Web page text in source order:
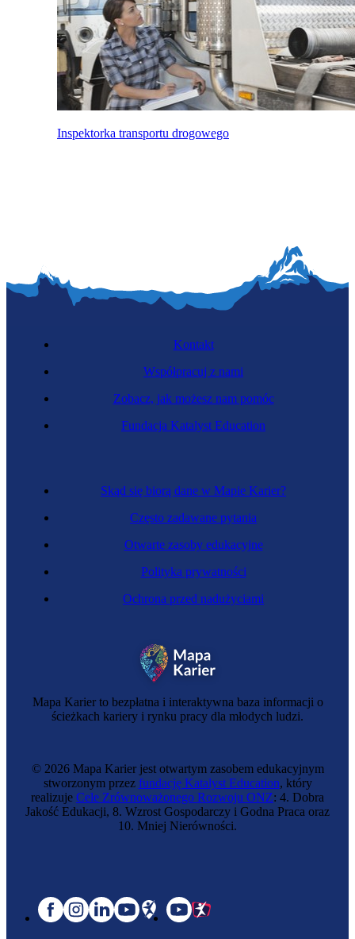
Inspektorka transportu drogowego
Mapa Karier to bezpłatna i interaktywna baza informacji o
ścieżkach kariery i rynku pracy dla młodych ludzi.
Skąd się biorą dane w Mapie Karier?
Często zadawane pytania
Otwarte zasoby edukacyjne
Polityka prywatności
Ochrona przed nadużyciami
Kontakt
Współpracuj z nami
Zobacz, jak możesz nam pomóc
Fundacja Katalyst Education
© 2026 Mapa Karier jest otwartym zasobem edukacyjnym
stworzonym przez fundację Katalyst Education, który
realizuje Cele Zrównoważonego Rozwoju ONZ: 4. Dobra
Jakość Edukacji, 8. Wzrost Gospodarczy i Godna Praca oraz
10. Mniej Nierówności.